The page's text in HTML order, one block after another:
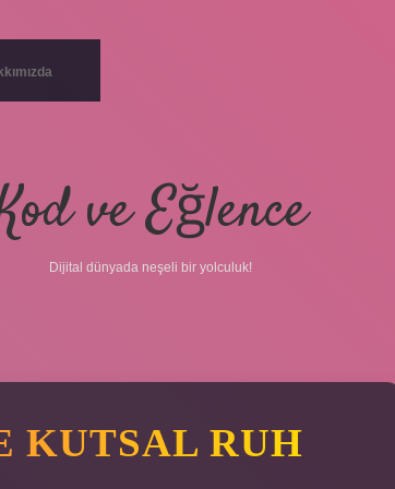
ve Eğlence
Dijital dünyada neşeli bir yolculuk!
KUTSAL RUH